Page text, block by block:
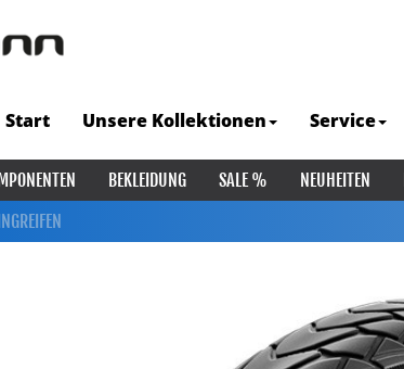
Start Unsere Kollektionen Service
BEKLEIDUNG SALE % NEUHEITEN